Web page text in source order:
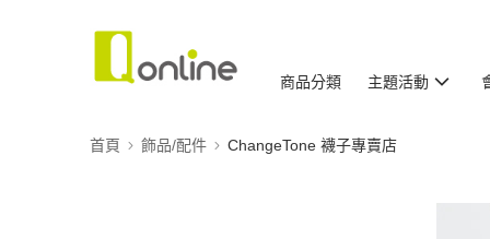
商品分類 主題活動
首頁 飾品/配件 ChangeTone 襪子專賣店